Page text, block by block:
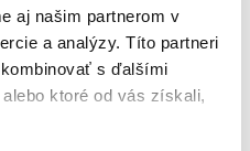
aj našim partnerom v
a analýzy. Títo partneri
s ďalšími
ktoré od vás získali,